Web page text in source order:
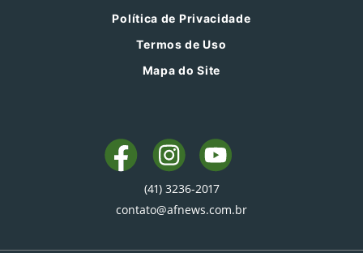
Política de Privacidade
Termos de Uso
Mapa do Site
(41) 3236-2017
contato@afnews.com.br